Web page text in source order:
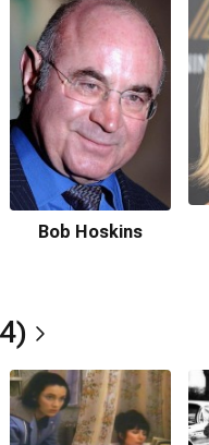
çekildi?
'da çekilmiştir.
hangi platformda var?
Bob Hoskins